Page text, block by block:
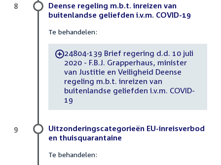
Deense regeling m.b.t. inreizen van
buitenlandse geliefden i.v.m. COVID-19
Te behandelen:
-24804-139 Brief regering d.d. 10 juli
2020 - F.B.J. Grapperhaus, minister
van Justitie en Veiligheid Deense
regeling m.b.t. inreizen van
buitenlandse geliefden i.v.m. COVID-
19
8
Uitzonderingscategorieën EU-inreisverbod
en thuisquarantaine
Te behandelen:
9